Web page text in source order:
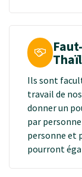
Ils sont
travail de
donner un
par
personne et
pourront